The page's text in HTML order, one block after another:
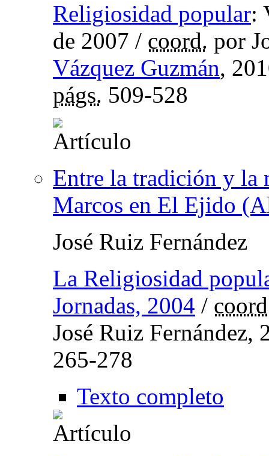
Religiosidad popular:
de 2007 / coord. por
Vázquez Guzmán,
págs. 509-528
Entre la tradición y la
Marcos en El Ejido
José Ruiz Fernández
La Religiosidad
Jornadas, 2004 /
José Ruiz Fernández,
265-278
Texto completo